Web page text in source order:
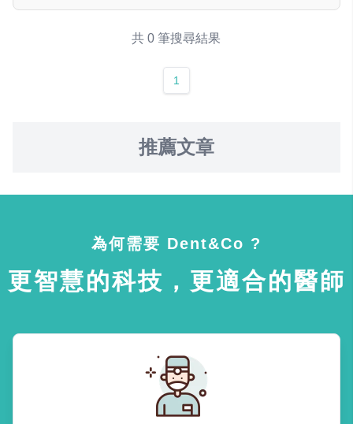
共 0 筆搜尋結果
1
推薦文章
為何需要 Dent&Co ?
更智慧的科技，更適合的醫師